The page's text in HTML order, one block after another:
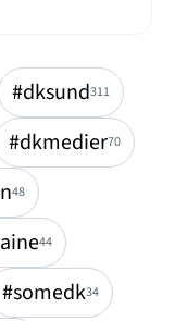
#dksund311
#dkmedier70
48
44
#somedk34